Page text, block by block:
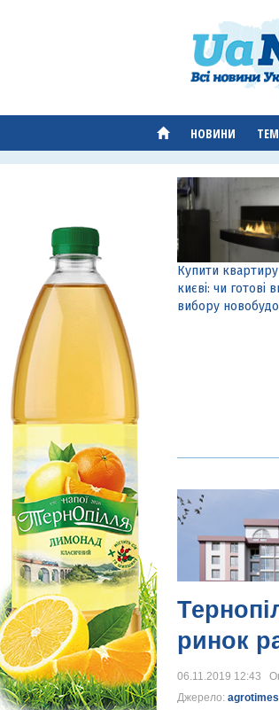
НОВИНИ
Купити
києві: чи готові
вибору
ринок
06.11.2019 12:43
Джерело: